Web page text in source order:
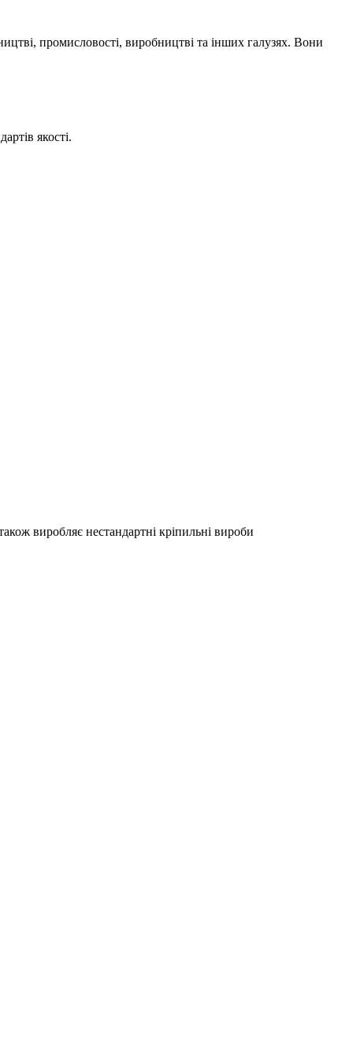
промисловості, виробництві та інших галузях. Вони
якості.
виробляє нестандартні кріпильні вироби